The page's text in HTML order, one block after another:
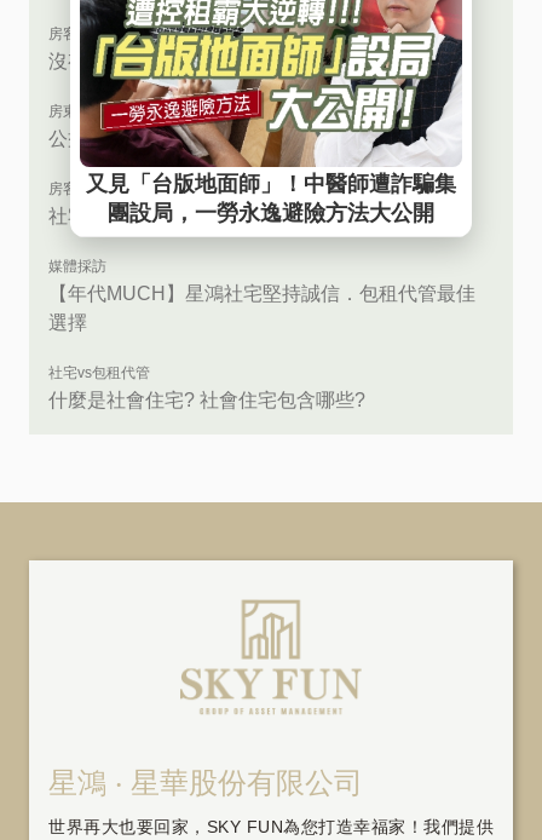
房客必讀
沒有弱勢證明，也可以有租屋補貼資格？
房東救星
公益出租人vs社宅房東，誰才是最終贏家？
房客必讀
社宅租金補助 vs 300億擴大租屋補貼有什麼差別?
媒體採訪
【年代MUCH】星鴻社宅堅持誠信．包租代管最佳
選擇
社宅vs包租代管
什麼是社會住宅? 社會住宅包含哪些?
星鴻 ‧ 星華股份有限公司
世界再大也要回家，SKY FUN為您打造幸福家！我們提供